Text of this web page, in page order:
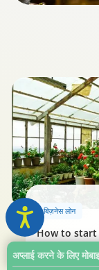
बिज़नेस लोन
How to start
| | | | | | | | |